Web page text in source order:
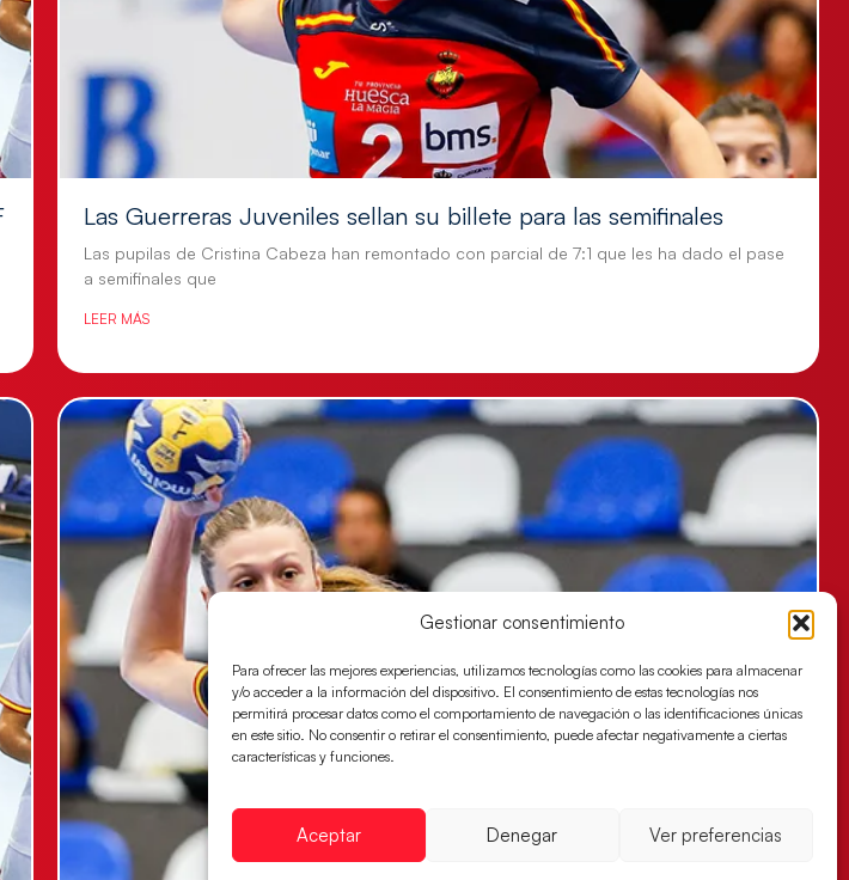
Gestionar consentimiento
Para ofrecer las mejores experiencias, utilizamos tecnologías como las cookies para almacenar
y/o acceder a la información del dispositivo. El consentimiento de estas tecnologías nos
permitirá procesar datos como el comportamiento de navegación o las identificaciones únicas
en este sitio. No consentir o retirar el consentimiento, puede afectar negativamente a ciertas
características y funciones.
Aceptar Denegar Ver preferencias
Las Guerreras Juveniles sellan su billete para las semifinales
Las pupilas de Cristina Cabeza han remontado con parcial de 7:1 que les ha dado el pase
a semifinales que
LEER MÁS